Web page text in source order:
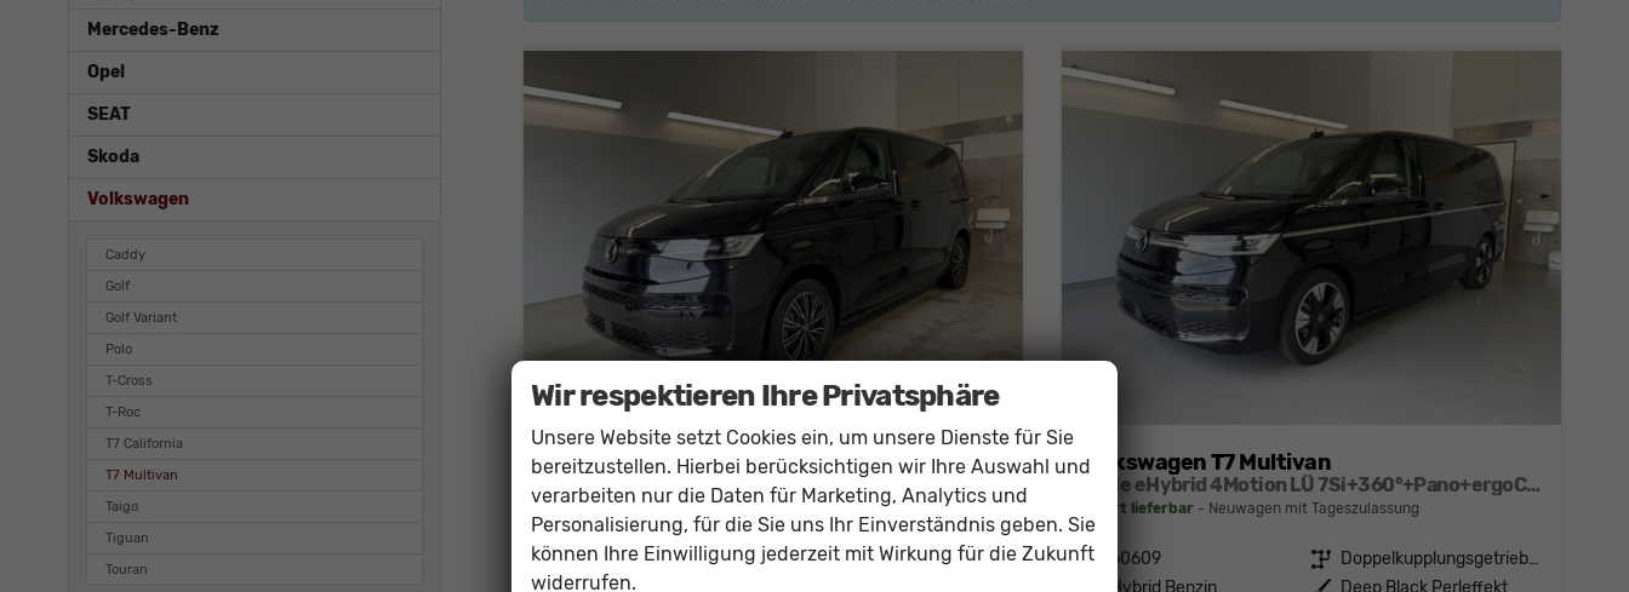
Volkswagen T7 Multivan
Fahrzeugnr. 59090 Getriebe
Doppelkupplungsgetriebe (DSG)
Kraftstoff Hybrid Benzin
Volkswagen T7 Multivan
Style eHybrid 4Motion LÜ 7Si+360°+Pano+ergoComfort+Leder+Navi+HuD+DCC
sofort lieferbar Neuwagen mit Tageszulassung
Fahrzeugnr. 60609 Getriebe
Doppelkupplungsgetriebe (DSG)
Hybrid Benzin Außenfarbe Deep Black Perleffekt
Mercedes-Benz
Opel
SEAT
Skoda
Volkswagen
Caddy
Golf
Golf Variant
Polo
T-Cross
T-Roc
T7 California
T7 Multivan
Taigo
Tiguan
Touran
Wir respektieren Ihre Privatsphäre
Unsere Website setzt Cookies ein, um unsere Dienste für Sie
bereitzustellen. Hierbei berücksichtigen wir Ihre Auswahl und
verarbeiten nur die Daten für Marketing, Analytics und
Personalisierung, für die Sie uns Ihr Einverständnis geben. Sie
können Ihre Einwilligung jederzeit mit Wirkung für die Zukunft
widerrufen.